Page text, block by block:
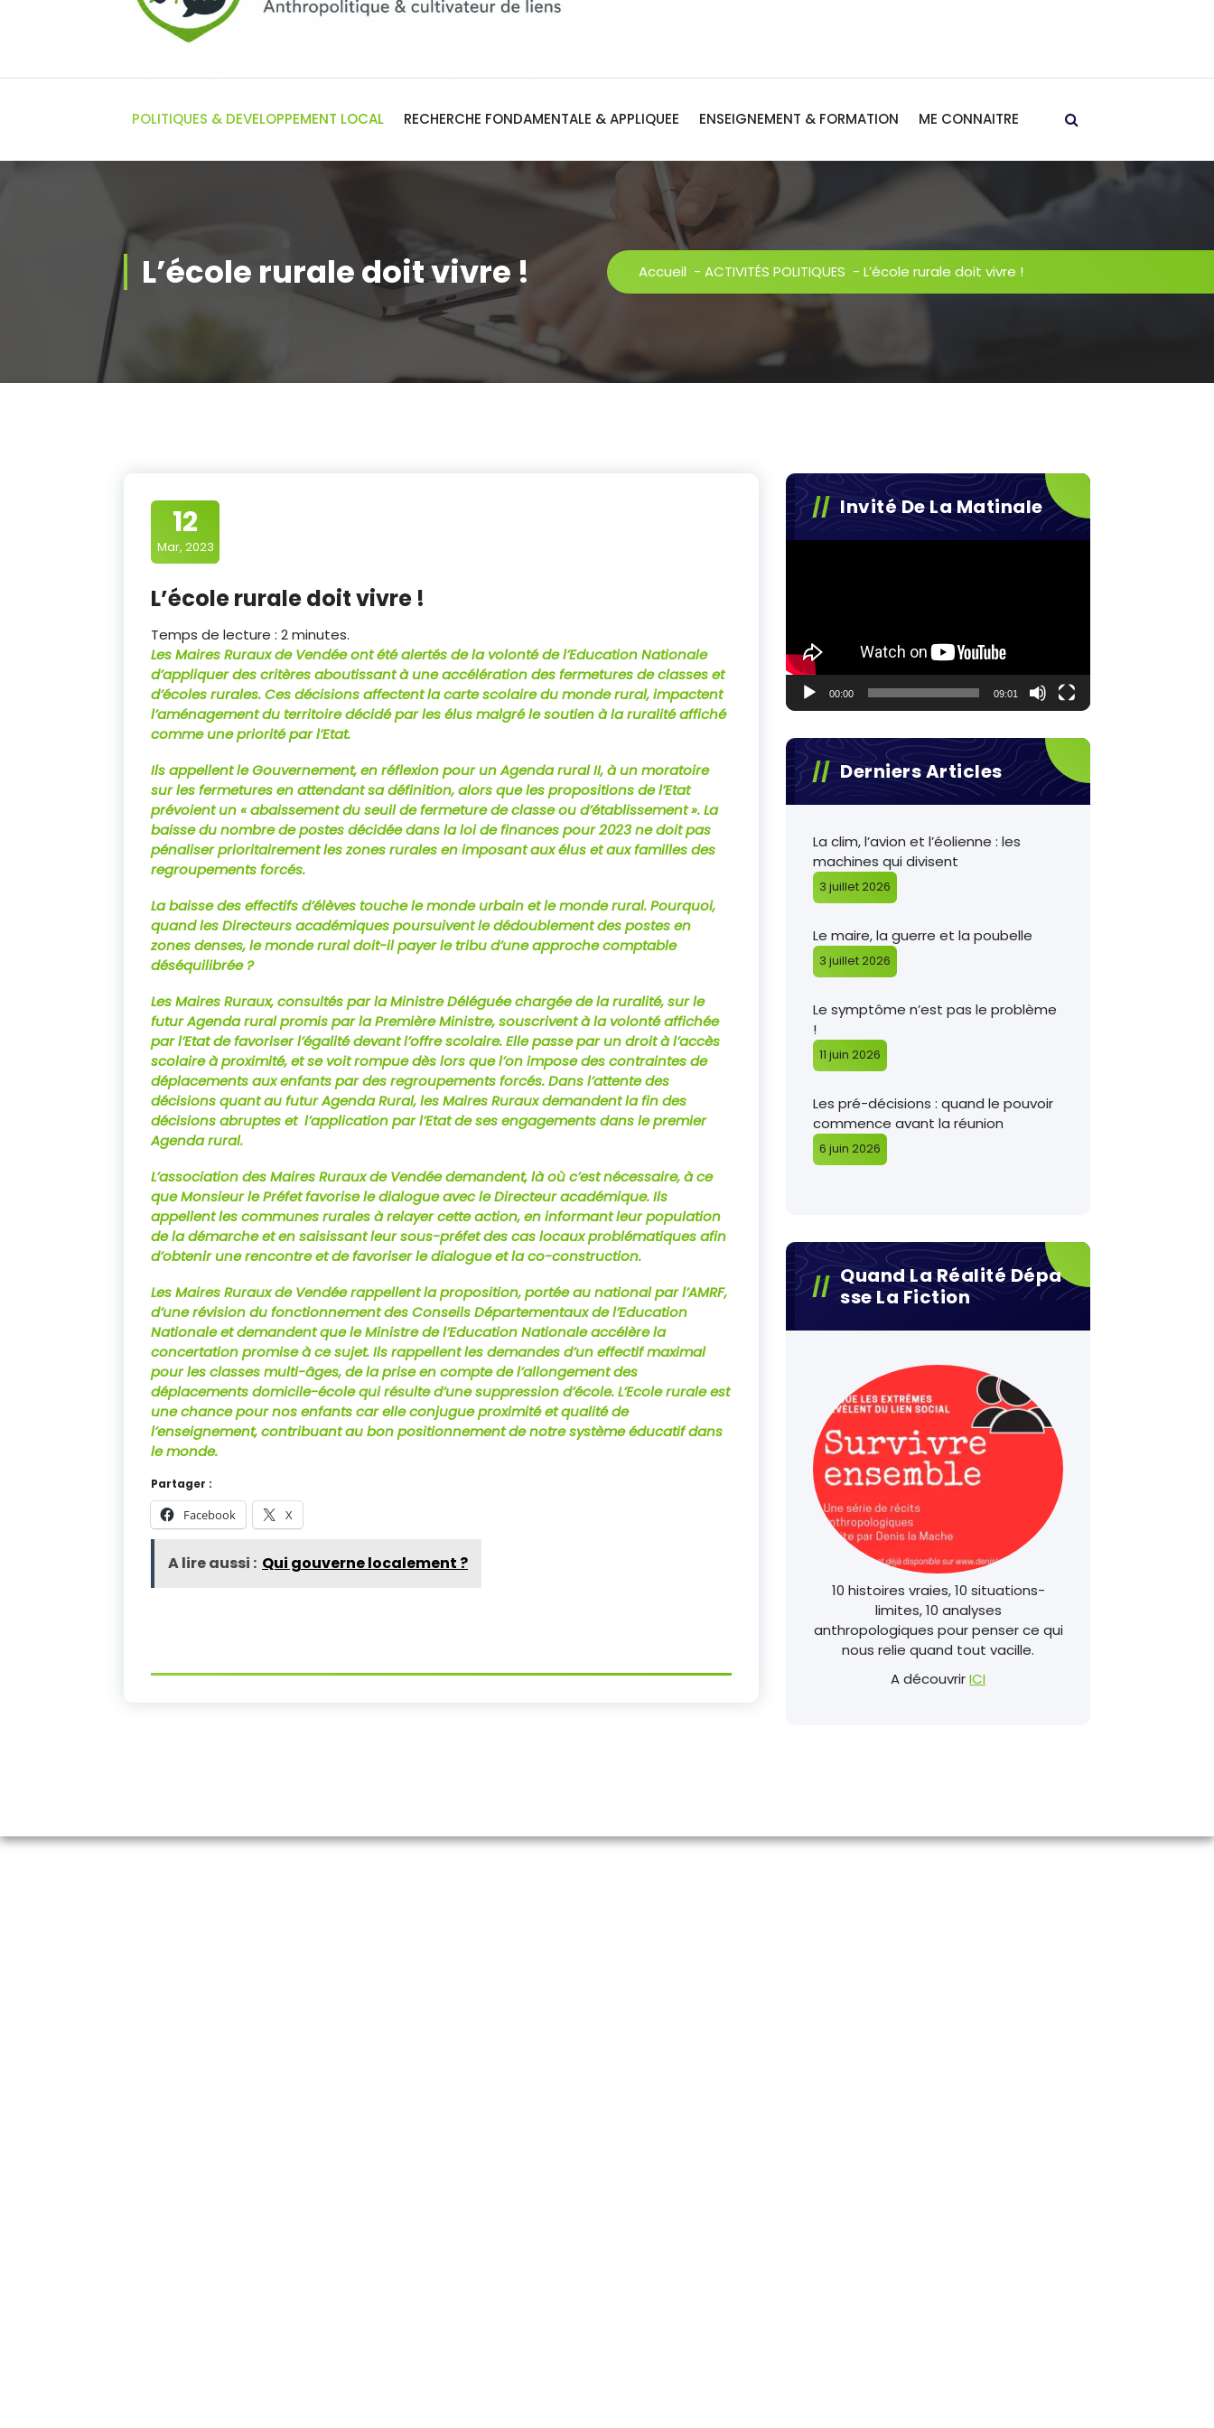
POLITIQUES & DEVELOPPEMENT LOCAL RECHERCHE FONDAMENTALE & APPLIQUEE ENSEIGNEMENT & FORMATION ME CONNAITRE
L’école rurale doit vivre ! Accueil - ACTIVITÉS POLITIQUES - L’école rurale doit vivre !
12
Mar, 2023
L’école rurale doit vivre !
Temps de lecture : 2minutes.
Les Maires Ruraux de Vendée ont été alertés de la volonté de l’Education Nationale
d’appliquer des critères aboutissant à une accélération des fermetures de classes et
d’écoles rurales. Ces décisions affectent la carte scolaire du monde rural, impactent
l’aménagement du territoire décidé par les élus malgré le soutien à la ruralité affiché
comme une priorité par l’Etat.
Ils appellent le Gouvernement, en réflexion pour un Agenda rural II, à un moratoire
sur les fermetures en attendant sa définition, alors que les propositions de l’Etat
prévoient un « abaissement du seuil de fermeture de classe ou d’établissement ». La
baisse du nombre de postes décidée dans la loi de finances pour 2023 ne doit pas
pénaliser prioritairement les zones rurales en imposant aux élus et aux familles des
regroupements forcés.
La baisse des effectifs d’élèves touche le monde urbain et le monde rural. Pourquoi,
quand les Directeurs académiques poursuivent le dédoublement des postes en
zones denses, le monde rural doit-il payer le tribu d’une approche comptable
déséquilibrée ?
Les Maires Ruraux, consultés par la Ministre Déléguée chargée de la ruralité, sur le
futur Agenda rural promis par la Première Ministre, souscrivent à la volonté affichée
par l’Etat de favoriser l’égalité devant l’offre scolaire. Elle passe par un droit à l’accès
scolaire à proximité, et se voit rompue dès lors que l’on impose des contraintes de
déplacements aux enfants par des regroupements forcés. Dans l’attente des
décisions quant au futur Agenda Rural, les Maires Ruraux demandent la fin des
décisions abruptes et l’application par l’Etat de ses engagements dans le premier
Agenda rural.
L’association des Maires Ruraux de Vendée demandent, là où c’est nécessaire, à ce
que Monsieur le Préfet favorise le dialogue avec le Directeur académique. Ils
appellent les communes rurales à relayer cette action, en informant leur population
de la démarche et en saisissant leur sous-préfet des cas locaux problématiques afin
d’obtenir une rencontre et de favoriser le dialogue et la co-construction.
Les Maires Ruraux de Vendée rappellent la proposition, portée au national par l’AMRF,
d’une révision du fonctionnement des Conseils Départementaux de l’Education
Nationale et demandent que le Ministre de l’Education Nationale accélère la
concertation promise à ce sujet. Ils rappellent les demandes d’un effectif maximal
pour les classes multi-âges, de la prise en compte de l’allongement des
déplacements domicile-école qui résulte d’une suppression d’école.L’Ecole rurale est
une chance pour nos enfants car elle conjugue proximité et qualité de
l’enseignement, contribuant au bon positionnement de notre système éducatif dans
le monde.
Partager :
Facebook X
A lire aussi : Qui gouverne localement ?
Invité De La Matinale
00:00 09:01
Derniers Articles
La clim, l’avion et l’éolienne : les
machines qui divisent
3 juillet 2026
Le maire, la guerre et la poubelle
3 juillet 2026
Le symptôme n’est pas le problème
!
11 juin 2026
Les pré-décisions : quand le pouvoir
commence avant la réunion
6 juin 2026
Quand La Réalité Dépa
Sse La Fiction
10 histoires vraies, 10 situations-
limites, 10 analyses
anthropologiques pour penser ce qui
nous relie quand tout vacille.
A découvrirICI